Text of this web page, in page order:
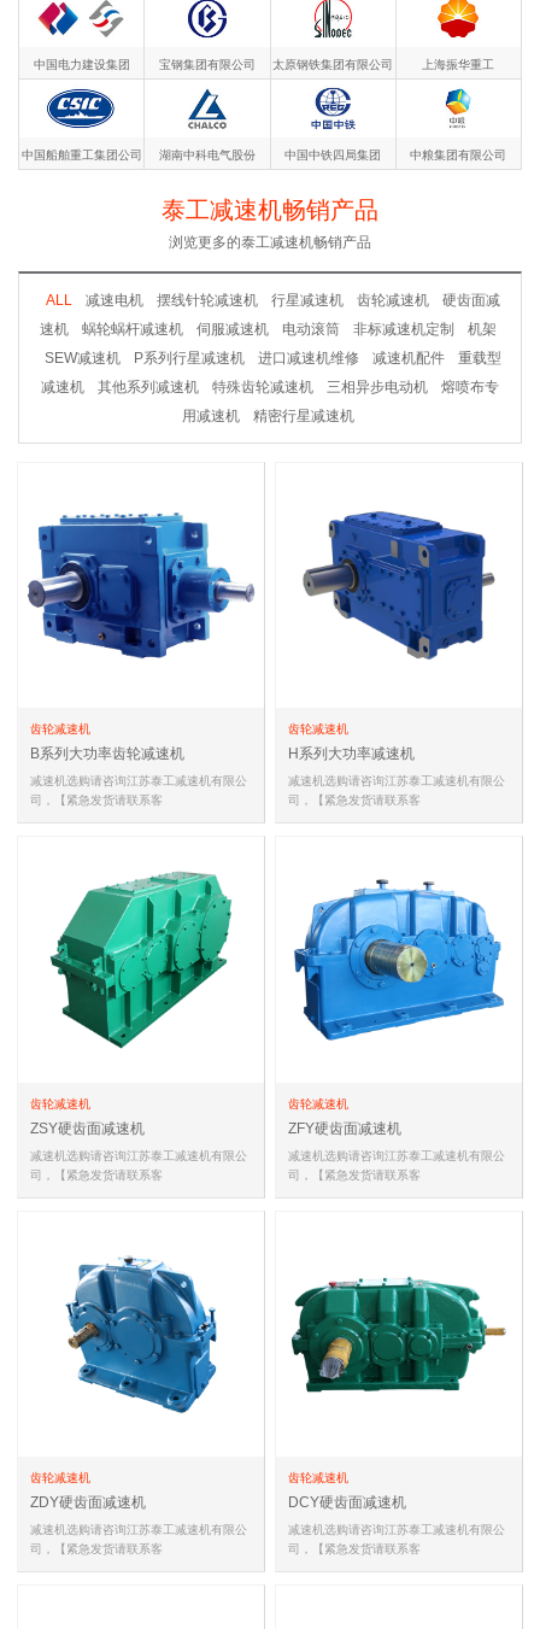
中国电力建设集团 宝钢集团有限公司 太原钢铁集团有限公司 上海振华重工
中国船舶重工集团公司 湖南中科电气股份 中国中铁四局集团 中粮集团有限公司
泰工减速机畅销产品
浏览更多的泰工减速机畅销产品
ALL 减速电机 摆线针轮减速机 行星减速机 齿轮减速机
硬齿面减
速机
蜗轮蜗杆减速机 伺服减速机 电动滚筒 非标减速机定制
机架
SEW减速机
P系列行星减速机 进口减速机维修 减速机配件
重载型
减速机
其他系列减速机 特殊齿轮减速机 三相异步电动机
熔喷布专
用减速机
精密行星减速机
齿轮减速机
B系列大功率齿轮减速机
减速机选购请咨询江苏泰工减速机有限公
司，【紧急发货请联系客
齿轮减速机
H系列大功率减速机
减速机选购请咨询江苏泰工减速机有限公
司，【紧急发货请联系客
齿轮减速机
ZSY硬齿面减速机
减速机选购请咨询江苏泰工减速机有限公
司，【紧急发货请联系客
齿轮减速机
ZFY硬齿面减速机
减速机选购请咨询江苏泰工减速机有限公
司，【紧急发货请联系客
齿轮减速机
ZDY硬齿面减速机
减速机选购请咨询江苏泰工减速机有限公
司，【紧急发货请联系客
齿轮减速机
DCY硬齿面减速机
减速机选购请咨询江苏泰工减速机有限公
司，【紧急发货请联系客